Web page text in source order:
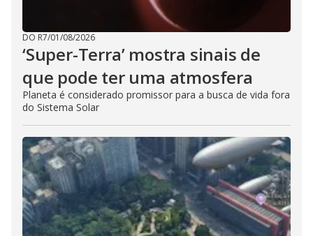
DO R7/01/08/2026
‘Super-Terra’ mostra sinais de
que pode ter uma atmosfera
Planeta é considerado promissor para a busca de vida fora
do Sistema Solar